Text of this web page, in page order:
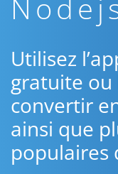
Utilisez
gratuite ou
convertir
ainsi que
populaires